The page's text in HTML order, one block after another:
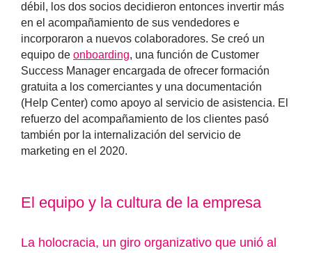
débil, los dos socios decidieron entonces invertir más
en el acompañamiento de sus vendedores e
incorporaron a nuevos colaboradores. Se creó un
equipo de onboarding, una función de Customer
Success Manager encargada de ofrecer formación
gratuita a los comerciantes y una documentación
(Help Center) como apoyo al servicio de asistencia. El
refuerzo del acompañamiento de los clientes pasó
también por la internalización del servicio de
marketing en el 2020.
El equipo y la cultura de la empresa
La holocracia, un giro organizativo que unió al